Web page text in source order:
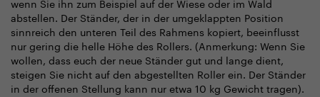
abstellen. Der Ständer, der in der umgeklappten Position
sinnreich den unteren Teil des Rahmens kopiert, beeinflusst
nur gering die helle Höhe des Rollers. (Anmerkung: Wenn Sie
wollen, dass euch der neue Ständer gut und lange dient,
steigen Sie nicht auf den abgestellten Roller ein. Der Ständer
in der offenen Stellung kann nur etwa 10 kg Gewicht tragen).